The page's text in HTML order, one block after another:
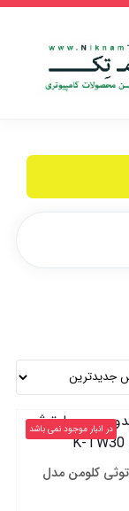
در انبار موجود نمی باشد
کلومن مدل